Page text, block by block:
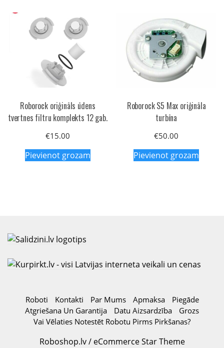
Roborock oriģināls ūdens
tvertnes filtru komplekts 12 gab.
€15.00
Pievienot grozam
Roborock S5 Max oriģināla
turbīna
€50.00
Pievienot grozam
Roboti Kontakti Par Mums Apmaksa
Piegāde
Atgriešana Un Garantija
Datu Aizsardzība
Grozs
Vai Vēlaties Notestēt Robotu Pirms Pirkšanas?
Roboshop.lv / eCommerce Star Theme